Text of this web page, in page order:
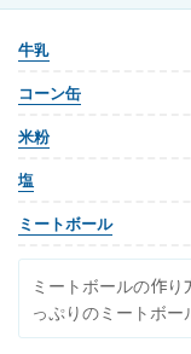
牛乳
コーン缶
米粉
塩
ミートボール
ミートボールの作り
っぷりのミートボー